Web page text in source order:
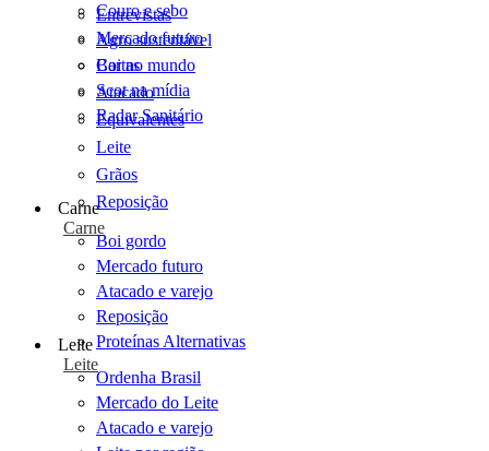
Entrevistas
Agro sustentável
Cartas
Scot na mídia
Radar Sanitário
Couro e sebo
Mercado futuro
Boi no mundo
Atacado
Equivalentes
Leite
Grãos
Reposição
Carne
Carne
Boi gordo
Mercado futuro
Atacado e varejo
Reposição
Proteínas Alternativas
Leite
Leite
Ordenha Brasil
Mercado do Leite
Atacado e varejo